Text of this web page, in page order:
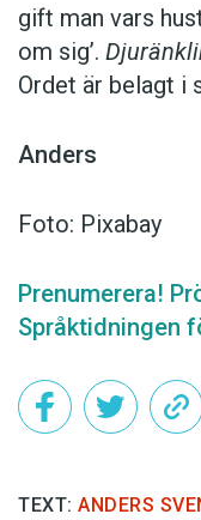
gift man vars
om sig’.
Ordet är belagt i
Anders
Foto: Pixabay
Prenumerera!
Språktidningen
TEXT: ANDERS